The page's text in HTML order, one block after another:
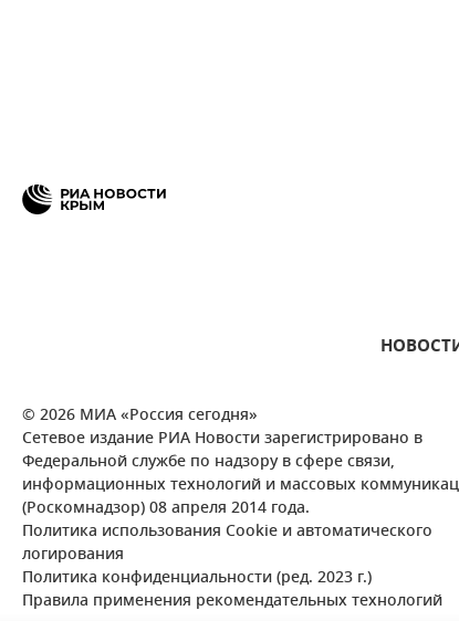
© 2026 МИА «Россия сегодня»
Сетевое издание РИА Новости зарегистрировано в
Федеральной службе по надзору в сфере связи,
информационных технологий и массовых
(Роскомнадзор) 08 апреля 2014 года.
Политика использования Cookie и автоматического
логирования
Политика конфиденциальности (ред. 2023 г.)
Правила применения рекомендательных технологий